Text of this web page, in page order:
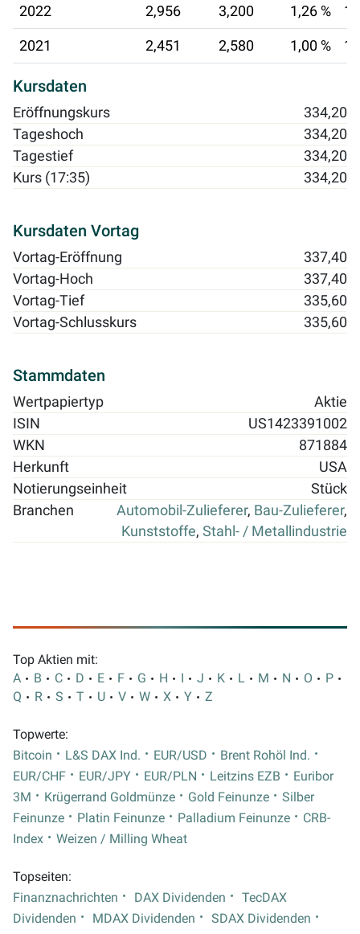
2022 2,956 3,200 1,26 %
2021 2,451 2,580 1,00 %
Kursdaten
Eröffnungskurs
334,20
Tageshoch
334,20
Tagestief
334,20
Kurs (17:35)
334,20
Kursdaten Vortag
Vortag-Eröffnung
337,40
Vortag-Hoch
337,40
Vortag-Tief
335,60
Vortag-Schlusskurs
335,60
Stammdaten
Wertpapiertyp
Aktie
ISIN
US1423391002
WKN
871884
Herkunft
USA
Notierungseinheit
Stück
Branchen
Automobil-Zulieferer, Bau-Zulieferer,
Kunststoffe, Stahl- / Metallindustrie
Top Aktien mit:
A
B C D E F G H I J K L M N O
P
Q
R S T U V W X Y Z
Topwerte:
Bitcoin
L&S DAX Ind. EUR/USD
Brent Rohöl Ind.
EUR/CHF
EUR/JPY EUR/PLN Leitzins EZB
Euribor
3M
Krügerrand Goldmünze Gold Feinunze
Silber
Feinunze
Platin Feinunze Palladium Feinunze
CRB-
Index
Weizen / Milling Wheat
Topseiten:
Finanznachrichten
DAX Dividenden
TecDAX
Dividenden
MDAX Dividenden
SDAX Dividenden